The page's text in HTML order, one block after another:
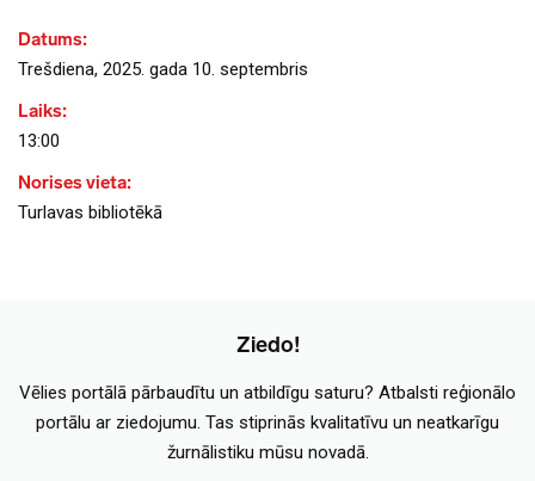
Datums:
Trešdiena, 2025. gada 10. septembris
Laiks:
13:00
Norises vieta:
Turlavas bibliotēkā
Ziedo!
Vēlies portālā pārbaudītu un atbildīgu saturu? Atbalsti reģionālo
portālu ar ziedojumu. Tas stiprinās kvalitatīvu un neatkarīgu
žurnālistiku mūsu novadā.